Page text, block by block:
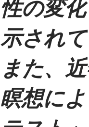
性の変
示されて
また、
瞑想に